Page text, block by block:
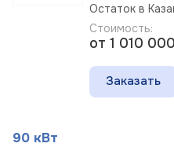
Остаток в
Стоимость:
от 1 010 000
Заказать
90 кВт